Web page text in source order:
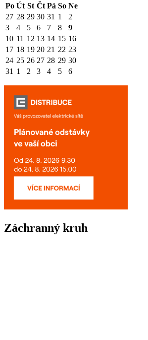
Po Út St Čt Pá So Ne
27 28 29 30 31 1
2
3
4 5 6 7 8
9
10 11 12 13 14 15 16
17 18 19 20 21 22 23
24 25 26 27 28 29 30
31 1 2 3 4 5 6
Záchranný kruh